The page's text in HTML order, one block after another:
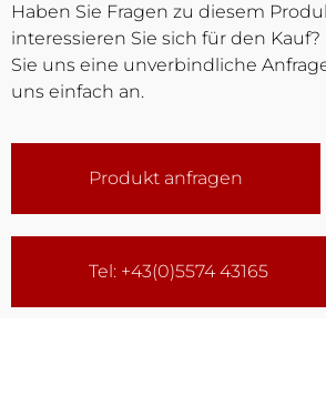
Haben Sie Fragen zu diesem
interessieren Sie sich für den
Sie uns eine unverbindliche
uns einfach an.
Produkt anfragen
Tel: +43(0)5574 43165